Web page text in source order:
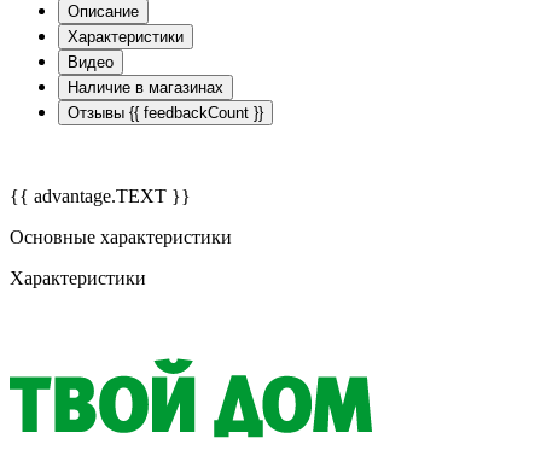
Описание
Характеристики
Видео
Наличие в магазинах
Отзывы {{ feedbackCount }}
{{ advantage.TEXT }}
Основные характеристики
Характеристики